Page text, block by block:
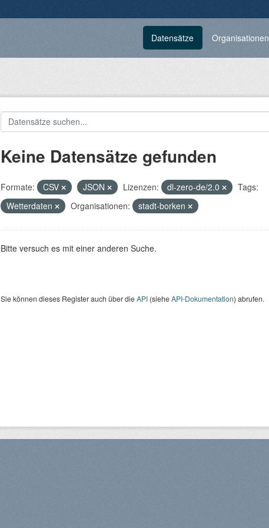
Datensätze Organisationen
Keine Datensätze gefunden
Formate: CSV JSON Lizenzen: dl-zero-de/2.0
Tags:
Wetterdaten
Organisationen: stadt-borken
Bitte versuch es mit einer anderen Suche.
Sie können dieses Register auch über dieAPI(sieheAPI-Dokumentation) abrufen.